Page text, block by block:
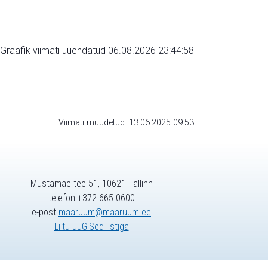
Graafik viimati uuendatud 06.08.2026 23:44:58
Viimati muudetud: 13.06.2025 09:53
Mustamäe tee 51, 10621 Tallinn
telefon +372 665 0600
e-post maaruum@maaruum.ee
Liitu uuGISed listiga